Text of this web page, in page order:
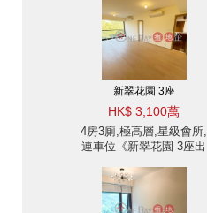
新翠花園 3座
HK$ 3,100萬
4房3廁,極高層,星級會所,
連車位《新翠花園 3座出